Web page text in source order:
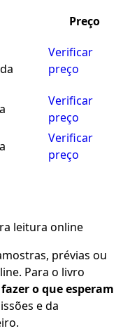
Preço
Verificar
preço
Verificar
preço
Verificar
preço
prévias ou
Para o livro
o que esperam
e da